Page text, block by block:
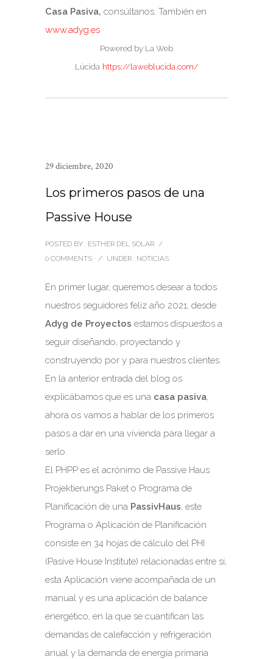
Casa Pasiva, consúltanos. También en
www.adyg.es
Powered by La Web
Lúcida https://laweblucida.com/
29 diciembre, 2020
Los primeros pasos de una
Passive House
POSTED BY : ESTHER DEL SOLAR /
0 COMMENTS
/ UNDER : NOTICIAS
En primer lugar, queremos desear a todos
nuestros seguidores feliz año 2021, desde
Adyg de Proyectos estamos dispuestos a
seguir diseñando, proyectando y
construyendo por y para nuestros clientes.
En la anterior entrada del blog os
explicábamos que es una casa pasiva,
ahora os vamos a hablar de los primeros
pasos a dar en una vivienda para llegar a
serlo.
El PHPP es el acrónimo de Passive Haus
Projektierungs Paket o Programa de
Planificación de una PassivHaus, este
Programa o Aplicación de Planificación
consiste en 34 hojas de cálculo del PHI
(Pasive House Institute) relacionadas entre sí,
esta Aplicación viene acompañada de un
manual y es una aplicación de balance
energético, en la que se cuantifican las
demandas de calefacción y refrigeración
anual y la demanda de energía primaria